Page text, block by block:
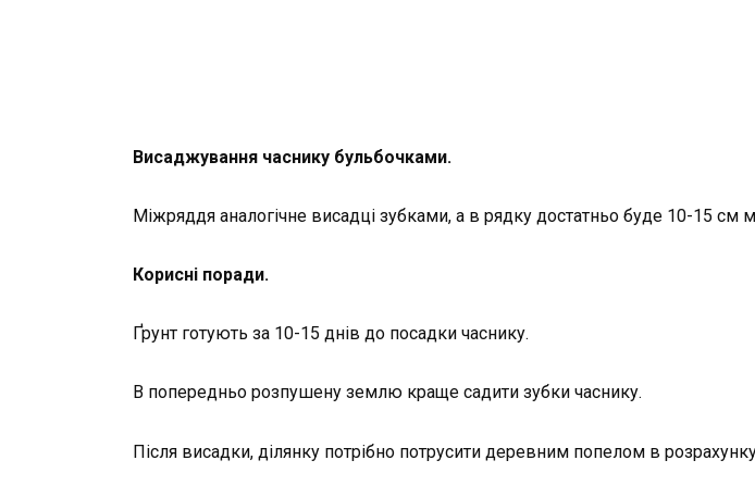
Висаджування часнику бульбочками.
Міжряддя аналогічне висадці зубками, а в рядку достатньо буде 10-15 см
Корисні поради.
Ґрунт готують за 10-15 днів до посадки часнику.
В попередньо розпушену землю краще садити зубки часнику.
Після висадки, ділянку потрібно потрусити деревним попелом в